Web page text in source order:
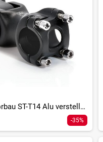
Comp A-Head Vorbau ST-T14 Alu verstellbar 25,4mm/0°-60°
-35%